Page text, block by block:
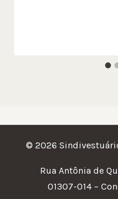
© 2026
Rua Antônia de
01307-014 –